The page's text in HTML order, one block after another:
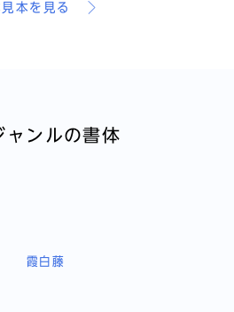
本を見る
ャンルの書体
霞白藤